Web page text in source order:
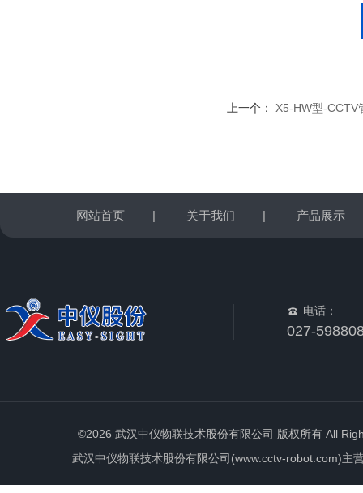
上一个： X5-HW型-CCTV
网站首页 | 关于我们 | 产品展示
电话：
027-
©2026 武汉中仪物联技术股份有限公司 版权所有 All
武汉中仪物联技术股份有限公司(www.cctv-robot.com)主